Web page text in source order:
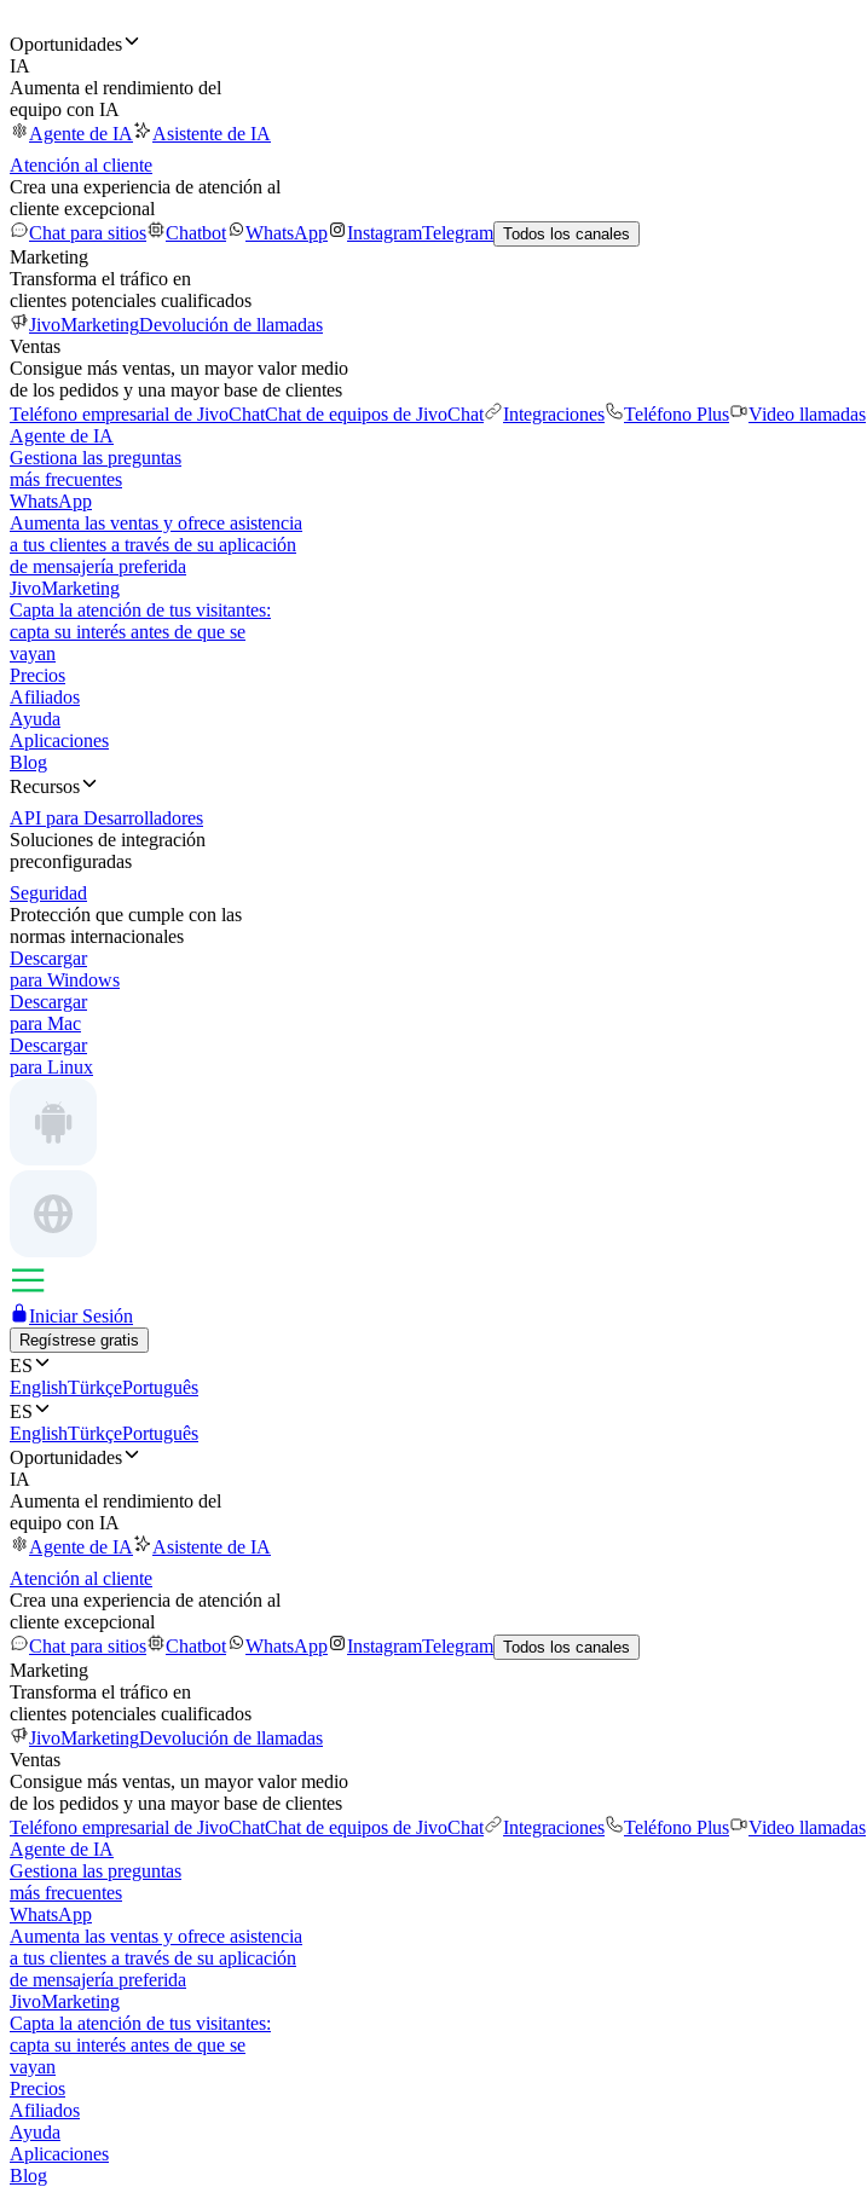
Oportunidades
IA
Aumenta el rendimiento del
equipo con IA
Agente de IA
Asistente de IA
Atención al cliente
Crea una experiencia de atención al
cliente excepcional
Chat para sitios
Chatbot WhatsApp InstagramTelegram Todos los canales
Marketing
Transforma el tráfico en
clientes potenciales cualificados
JivoMarketingDevolución de llamadas
Ventas
Consigue más ventas, un mayor valor medio
de los pedidos y una mayor base de clientes
Teléfono empresarial de JivoChatChat de equipos de JivoChat Integraciones Teléfono Plus Video llamadas
Agente de IA
Gestiona las preguntas
más frecuentes
WhatsApp
Aumenta las ventas y ofrece asistencia
a tus clientes a través de su aplicación
de mensajería preferida
JivoMarketing
Capta la atención de tus visitantes:
capta su interés antes de que se
vayan
Precios
Afiliados
Ayuda
Aplicaciones
Blog
Recursos
API para Desarrolladores
Soluciones de integración
preconfiguradas
Seguridad
Protección que cumple con las
normas internacionales
Descargar
para Windows
Descargar
para Mac
Descargar
para Linux
Iniciar Sesión
Regístrese gratis
ES
EnglishTürkçePortuguês
ES
EnglishTürkçePortuguês
Oportunidades
IA
Aumenta el rendimiento del
equipo con IA
Agente de IA
Asistente de IA
Atención al cliente
Crea una experiencia de atención al
cliente excepcional
Chat para sitios
Chatbot WhatsApp InstagramTelegram Todos los canales
Marketing
Transforma el tráfico en
clientes potenciales cualificados
JivoMarketingDevolución de llamadas
Ventas
Consigue más ventas, un mayor valor medio
de los pedidos y una mayor base de clientes
Teléfono empresarial de JivoChatChat de equipos de JivoChat Integraciones Teléfono Plus Video llamadas
Agente de IA
Gestiona las preguntas
más frecuentes
WhatsApp
Aumenta las ventas y ofrece asistencia
a tus clientes a través de su aplicación
de mensajería preferida
JivoMarketing
Capta la atención de tus visitantes:
capta su interés antes de que se
vayan
Precios
Afiliados
Ayuda
Aplicaciones
Blog